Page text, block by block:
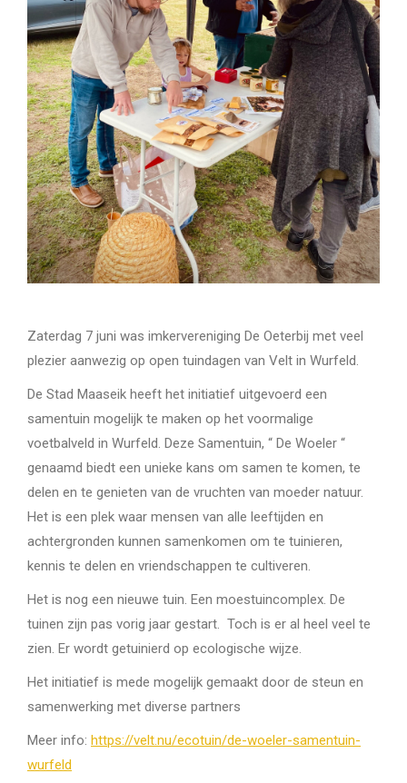
Zaterdag 7 juni was imkervereniging De Oeterbij met veel
plezier aanwezig op open tuindagen van Velt in Wurfeld.
De Stad Maaseik heeft het initiatief uitgevoerd een
samentuin mogelijk te maken op het voormalige
voetbalveld in Wurfeld. Deze Samentuin, “ De Woeler “
genaamd biedt een unieke kans om samen te komen, te
delen en te genieten van de vruchten van moeder natuur.
Het is een plek waar mensen van alle leeftijden en
achtergronden kunnen samenkomen om te tuinieren,
kennis te delen en vriendschappen te cultiveren.
Het is nog een nieuwe tuin. Een moestuincomplex. De
tuinen zijn pas vorig jaar gestart. Toch is er al heel veel te
zien. Er wordt getuinierd op ecologische wijze.
Het initiatief is mede mogelijk gemaakt door de steun en
samenwerking met diverse partners
Meer info: https://velt.nu/ecotuin/de-woeler-samentuin-
wurfeld